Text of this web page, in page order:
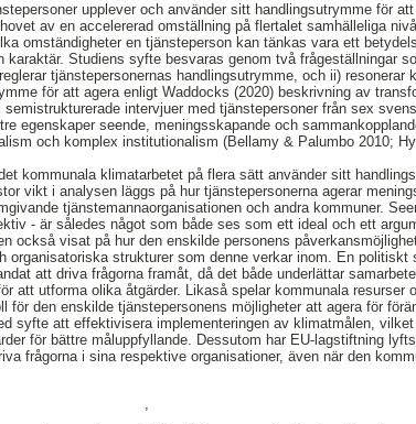
upplever och använder sitt handlingsutrymme för
av en accelererad omställning på flertalet samhälleliga
omständigheter en tjänsteperson kan tänkas vara ett
Studiens syfte besvaras genom två frågeställningar
tjänstepersonernas handlingsutrymme, och ii) resonerar
för att agera enligt Waddocks (2020) beskrivning av
intervjuer med tjänstepersoner från sex
egenskaper seende, meningsskapande och
och komplex institutionalism (Bellamy & Palumbo 2010;
kommunala klimatarbetet på flera sätt använder sitt
vikt i analysen läggs på hur tjänstepersonerna agerar
tjänstemannaorganisationen och andra kommuner.
- är således något som både ses som ett ideal och ett
också visat på hur den enskilde personens
organisatoriska strukturer som denne verkar inom. En politiskt
att driva frågorna framåt, då det både underlättar
att utforma olika åtgärder. Likaså spelar kommunala resurser
för den enskilde tjänstepersonens möjligheter att agera för
syfte att effektivisera implementeringen av klimatmålen,
för bättre måluppfyllande. Dessutom har EU-lagstiftning
frågorna i sina respektive organisationer, även när den